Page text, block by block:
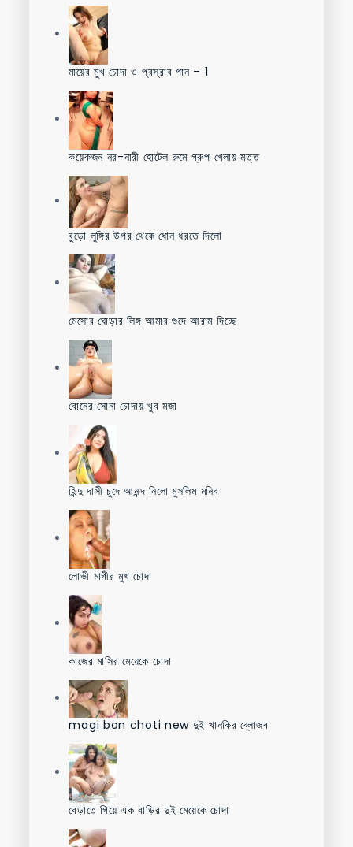
মায়ের মুখ চোদা ও প্রস্রাব পান – 1
কয়েকজন নর-নারী হোটেল রুমে গ্রুপ খেলায় মত্ত
বুড়ো লুঙ্গির উপর থেকে ধোন ধরতে দিলো
মেসোর ঘোড়ার লিঙ্গ আমার গুদে আরাম দিচ্ছে
বোনের সোনা চোদায় খুব মজা
হিন্দু দাসী চুদে আনন্দ নিলো মুসলিম মনিব
লোভী মাগীর মুখ চোদা
কাজের মাসির মেয়েকে চোদা
magi bon choti new দুই খানকির ব্লোজব
বেড়াতে গিয়ে এক বাড়ির দুই মেয়েকে চোদা